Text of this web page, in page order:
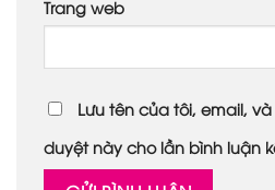
Trang web
Lưu tên của tôi, email,
duyệt này cho lần bình luận